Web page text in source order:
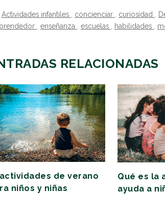
Actividades infantiles concienciar curiosidad
enseñanza escuelas habilidades
RELACIONADAS
actividades de verano
niños y niñas
Qué es la
ayuda a